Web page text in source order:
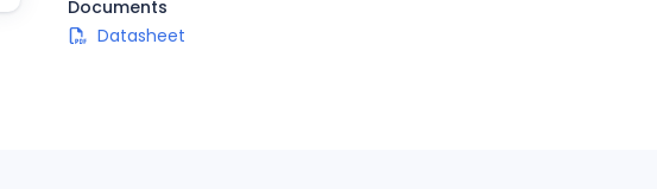
Documents
Datasheet